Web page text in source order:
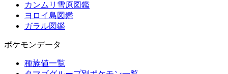
カンムリ雪原図鑑
ヨロイ島図鑑
ガラル図鑑
ポケモンデータ
種族値一覧